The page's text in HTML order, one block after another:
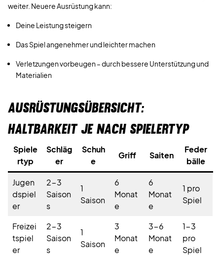
weiter. Neuere Ausrüstung kann:
Deine Leistung steigern
Das Spiel angenehmer und leichter machen
Verletzungen vorbeugen – durch bessere Unterstützung und
Materialien
AUSRÜSTUNGSÜBERSICHT:
HALTBARKEIT JE NACH SPIELERTYP
Spiele
rtyp
Schläg
er
Schuh
e
Griff Saiten
Feder
bälle
Jugen
dspiel
er
2-3
Saison
s
1
Saison
6
Monat
e
6
Monat
e
1 pro
Spiel
Freizei
tspiel
er
2-3
Saison
s
1
Saison
3
Monat
e
3-6
Monat
e
1-3
pro
Spiel